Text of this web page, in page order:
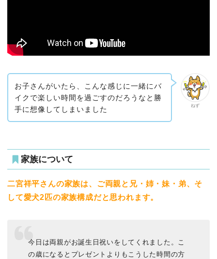
ねず
お子さんがいたら、こんな感じに一緒にバ
イクで楽しい時間を過ごすのだろうなと勝
手に想像してしまいました
家族について
二宮祥平さんの家族は、ご両親と兄・姉・妹・弟、そ
して愛犬2匹の家族構成だと思われます。
今日は両親がお誕生日祝いをしてくれました。こ
の歳になるとプレゼントよりもこうした時間の方